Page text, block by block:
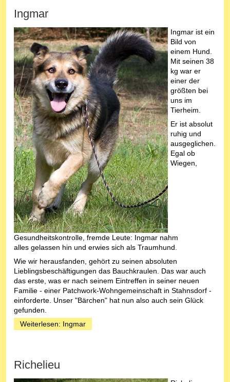
Ingmar
Ingmar ist ein
Bild von
einem Hund.
Mit seinen 38
kg war er
einer der
größten bei
uns im
Tierheim.
Er ist absolut
ruhig und
ausgeglichen.
Egal ob
Wiegen,
Gesundheitskontrolle, fremde Leute: Ingmar nahm
alles gelassen hin und erwies sich als Traumhund.
Wie wir herausfanden, gehört zu seinen absoluten
Lieblingsbeschäftigungen das Bauchkraulen. Das war auch
das erste, was er nach seinem Eintreffen in seiner neuen
Familie - einer Patchwork-Wohngemeinschaft in Stahnsdorf -
einforderte. Unser "Bärchen" hat nun also auch sein Glück
gefunden.
Weiterlesen: Ingmar
Richelieu